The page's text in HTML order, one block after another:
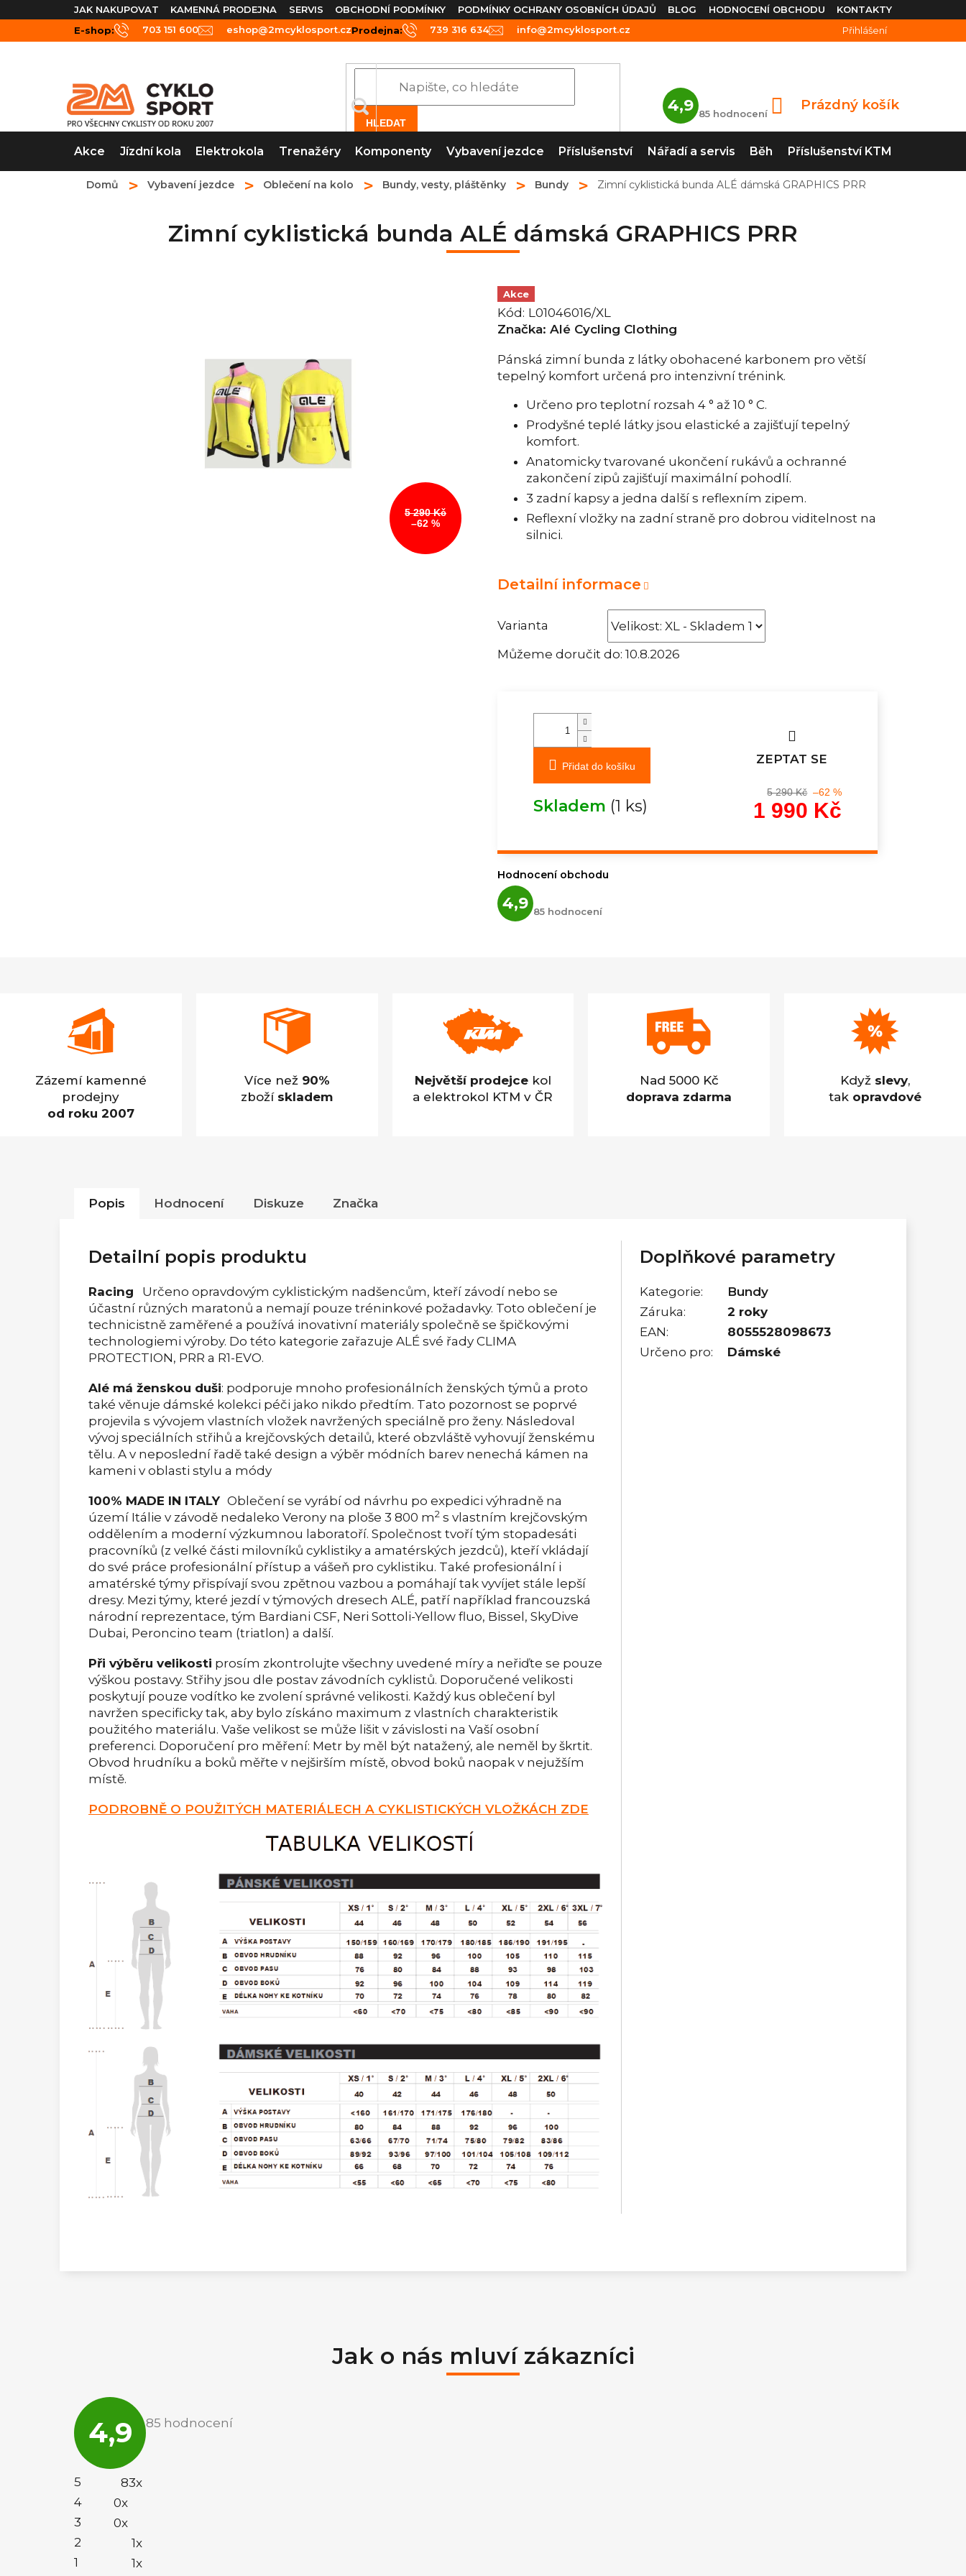
na
obsah
JAK NAKUPOVAT KAMENNÁ PRODEJNA SERVIS OBCHODNÍ PODMÍNKY PODMÍNKY OCHRANY OSOBNÍCH ÚDAJŮ BLOG KONTAKTY
HODNOCENÍ OBCHODU
E-shop:
703 151 600 eshop@2mcyklosport.czProdejna: 739 316 634 info@2mcyklosport.cz Přihlášení
HLEDAT
4,9
Průměrné
hodnocení
je
4,9
5
hvězdiček.
85 hodnocení
NÁKUPNÍ
Prázdný košík
Akce Jízdní kola Elektrokola Trenažéry Komponenty Vybavení jezdce Příslušenství Nářadí a servis Běh Příslušenství KTM
Domů Vybavení jezdce Oblečení na kolo Bundy, vesty, pláštěnky Bundy Zimní cyklistická bunda ALÉ dámská GRAPHICS PRR
Zimní cyklistická bunda ALÉ dámská GRAPHICS PRR
5 290 Kč
–62 %
Akce
Kód: L01046016/XL
Značka: Alé Cycling Clothing
Varianta
Můžeme doručit do: 10.8.2026
Pánská zimní bunda z látky obohacené karbonem pro větší
tepelný komfort určená pro intenzivní trénink.
Určeno pro teplotní rozsah 4 ° až 10 ° C.
Prodyšné teplé látky jsou elastické a zajišťují tepelný
komfort.
Anatomicky tvarované ukončení rukávů a ochranné
zakončení zipů zajišťují maximální pohodlí.
3 zadní kapsy a jedna další s reflexním zipem.
Reflexní vložky na zadní straně pro dobrou viditelnost na
silnici.
Detailní informace
Přidat do košíku
ZEPTAT SE
Skladem (1 ks)
5 290 Kč –62 %
1 990 Kč
cena:
Hodnocení obchodu
4,9 hodnocení
obchodu
85 hodnocení
Zázemí kamenné
prodejny
od roku 2007
Více než 90%
zboží skladem
Největší prodejcekol
a elektrokol KTM v ČR
Nad 5000 Kč
doprava zdarma
Když slevy,
tak opravdové
Popis Hodnocení Diskuze Značka
Detailní popis produktu
Racing Určeno opravdovým cyklistickým nadšencům, kteří závodí nebo se
účastní různých maratonů a nemají pouze tréninkové požadavky. Toto oblečení je
technicistně zaměřené a používá inovativní materiály společně se špičkovými
technologiemi výroby. Do této kategorie zařazuje ALÉ své řady CLIMA
PROTECTION, PRR a R1-EVO.
Alé má ženskou duši: podporuje mnoho profesionálních ženských týmů a proto
také věnuje dámské kolekci péči jako nikdo předtím. Tato pozornost se poprvé
projevila s vývojem vlastních vložek navržených speciálně pro ženy. Následoval
vývoj speciálních střihů a krejčovských detailů, které obzvláště vyhovují ženskému
tělu. A v neposlední řadě také design a výběr módních barev nenechá kámen na
kameni v oblasti stylu a módy
100% MADE IN ITALY Oblečení se vyrábí od návrhu po expedici výhradně na
území Itálie v závodě nedaleko Verony na ploše 3 800 m2 s vlastním krejčovským
oddělením a moderní výzkumnou laboratoří. Společnost tvoří tým stopadesáti
pracovníků (z velké části milovníků cyklistiky a amatérských jezdců), kteří vkládají
do své práce profesionální přístup a vášeň pro cyklistiku. Také profesionální i
amatérské týmy přispívají svou zpětnou vazbou a pomáhají tak vyvíjet stále lepší
dresy. Mezi týmy, které jezdí v týmových dresech ALÉ, patří například francouzská
národní reprezentace, tým Bardiani CSF, Neri Sottoli-Yellow fluo, Bissel, SkyDive
Dubai, Peroncino team (triatlon) a další.
Při výběru velikosti prosím zkontrolujte všechny uvedené míry a neřiďte se pouze
výškou postavy. Střihy jsou dle postav závodních cyklistů. Doporučené velikosti
poskytují pouze vodítko ke zvolení správné velikosti. Každý kus oblečení byl
navržen specificky tak, aby bylo získáno maximum z vlastních charakteristik
použitého materiálu. Vaše velikost se může lišit v závislosti na Vaší osobní
preferenci. Doporučení pro měření: Metr by měl být natažený, ale neměl by škrtit.
Obvod hrudníku a boků měřte v nejširším místě, obvod boků naopak v nejužším
místě.
PODROBNĚ O POUŽITÝCH MATERIÁLECH A CYKLISTICKÝCH VLOŽKÁCH ZDE
Doplňkové parametry
Kategorie:
Bundy
Záruka:
2 roky
EAN:
8055528098673
Určeno pro: Dámské
Jak o nás mluví zákazníci
4,9
hodnocení
obchodu
je
85 hodnocení
5
83x
4
0x
3
0x
2
1x
1
1x